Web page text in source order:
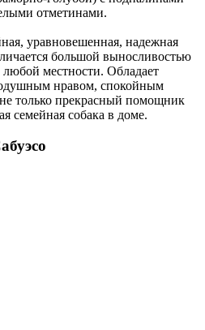
отметинами.
уравновешенная, надежная
большой выносливостью
любой местности. Обладает
нравом, спокойным
только прекрасный помощник
семейная собака в доме.